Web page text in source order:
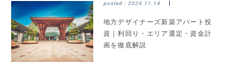
posted： 2024.11.14
地方デザイナーズ新築アパート投
資｜利回り・エリア選定・資金計
画を徹底解説